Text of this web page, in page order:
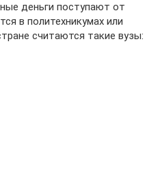
деньги поступают от
в политехникумах или
считаются такие вузы: